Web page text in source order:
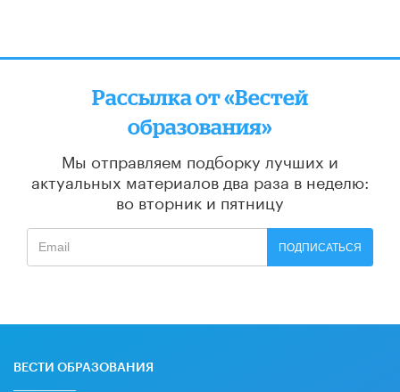
Рассылка от «Вестей
образования»
Мы отправляем подборку лучших и
актуальных материалов два раза в неделю:
во вторник и пятницу
ПОДПИСАТЬСЯ
ВЕСТИ ОБРАЗОВАНИЯ